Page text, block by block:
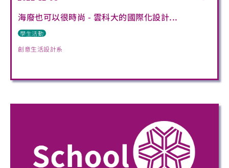
海廢也可以很時尚 - 雲科大的國際化設計...
學生活動
創意生活設計系